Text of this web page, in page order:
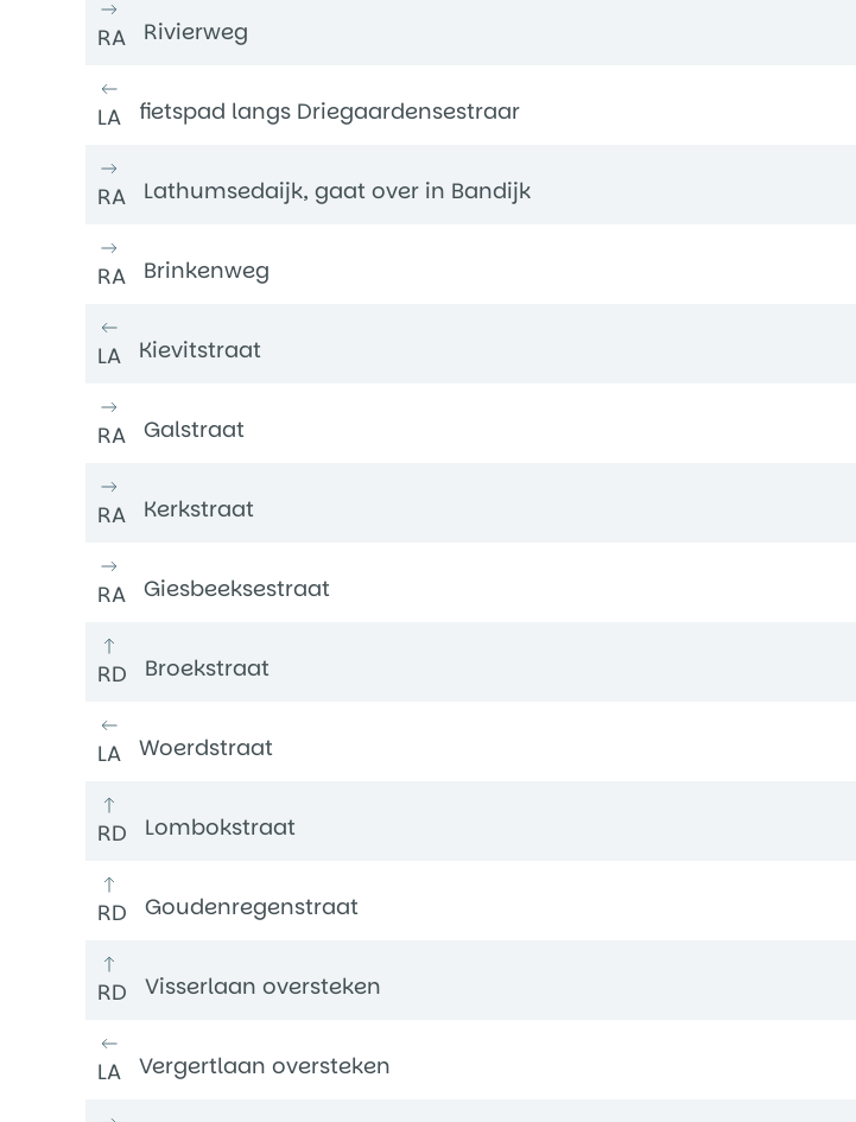
RA Rivierweg
LA fietspad langs Driegaardensestraar
RA Lathumsedaijk, gaat over in Bandijk
RA Brinkenweg
LA Kievitstraat
RA Galstraat
RA Kerkstraat
RA Giesbeeksestraat
RD Broekstraat
LA Woerdstraat
RD Lombokstraat
RD Goudenregenstraat
RD Visserlaan oversteken
LA Vergertlaan oversteken